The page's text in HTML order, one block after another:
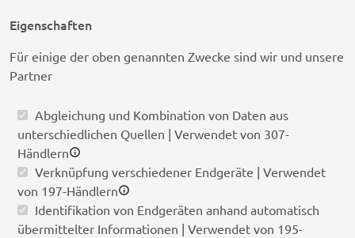
Eigenschaften
Für einige der oben genannten Zwecke sind wir und unsere
Partner
Abgleichung und Kombination von Daten aus
unterschiedlichen Quellen | Verwendet von 307-
Händlern
Verknüpfung verschiedener Endgeräte | Verwendet
von 197-Händlern
Identifikation von Endgeräten anhand automatisch
übermittelter Informationen | Verwendet von 195-